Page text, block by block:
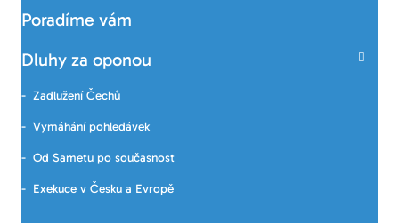
Poradíme vám
Dluhy za oponou
Zadlužení Čechů
Vymáhání pohledávek
Od Sametu po současnost
Exekuce v Česku a Evropě